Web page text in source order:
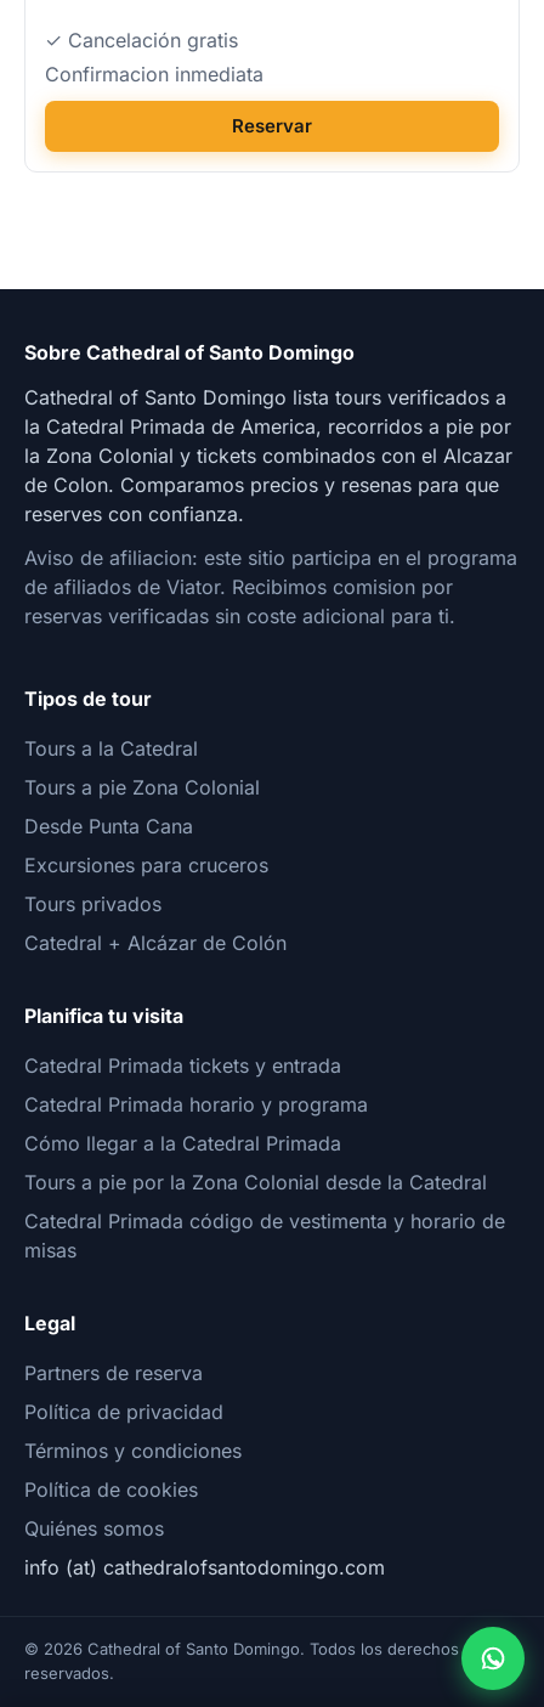
✓ Cancelación gratis
Confirmacion inmediata
Reservar
Sobre Cathedral of Santo Domingo
Cathedral of Santo Domingo lista tours verificados a
la Catedral Primada de America, recorridos a pie por
la Zona Colonial y tickets combinados con el Alcazar
de Colon. Comparamos precios y resenas para que
reserves con confianza.
Aviso de afiliacion: este sitio participa en el programa
de afiliados de Viator. Recibimos comision por
reservas verificadas sin coste adicional para ti.
Tipos de tour
Tours a la Catedral
Tours a pie Zona Colonial
Desde Punta Cana
Excursiones para cruceros
Tours privados
Catedral + Alcázar de Colón
Planifica tu visita
Catedral Primada tickets y entrada
Catedral Primada horario y programa
Cómo llegar a la Catedral Primada
Tours a pie por la Zona Colonial desde la Catedral
Catedral Primada código de vestimenta y horario de
misas
Legal
Partners de reserva
Política de privacidad
Términos y condiciones
Política de cookies
Quiénes somos
info (at) cathedralofsantodomingo.com
© 2026 Cathedral of Santo Domingo. Todos los derechos
reservados.